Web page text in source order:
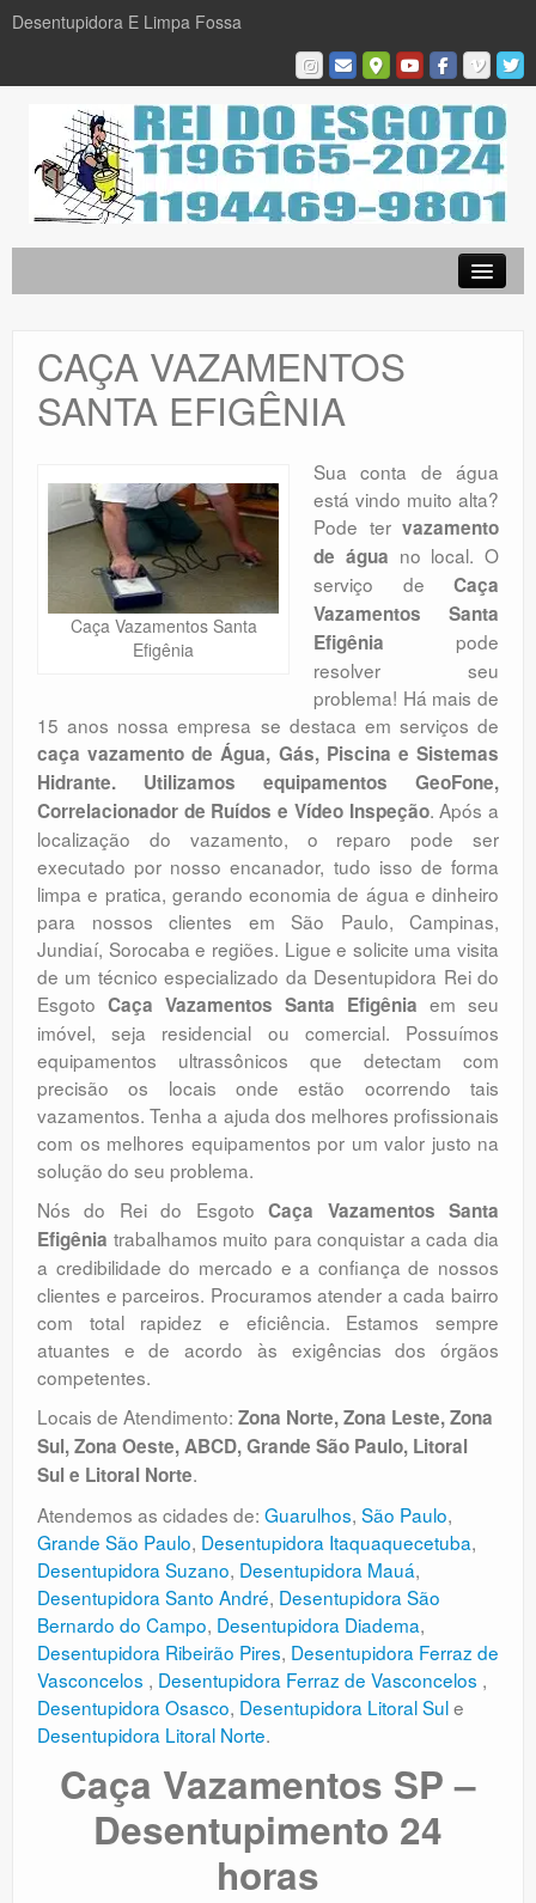
Desentupidora E Limpa Fossa
Limpa Fossa
Caça Vazamentos
Galeria De Fotos
Orçamento
Comentários
CAÇA VAZAMENTOS
SANTA EFIGÊNIA
Caça Vazamentos Santa
Efigênia
Sua conta de água
está vindo muito alta?
Pode ter vazamento
de água no local. O
serviço de Caça
Vazamentos Santa
Efigênia pode
resolver seu
problema! Há mais de
15 anos nossa empresa se destaca em serviços de
caça vazamento de Água, Gás, Piscina e Sistemas
Hidrante. Utilizamos equipamentos GeoFone,
Correlacionador de Ruídos e Vídeo Inspeção. Após a
localização do vazamento, o reparo pode ser
executado por nosso encanador, tudo isso de forma
limpa e pratica, gerando economia de água e dinheiro
para nossos clientes em São Paulo, Campinas,
Jundiaí, Sorocaba e regiões. Ligue e solicite uma visita
de um técnico especializado da Desentupidora Rei do
Esgoto Caça Vazamentos Santa Efigênia em seu
imóvel, seja residencial ou comercial. Possuímos
equipamentos ultrassônicos que detectam com
precisão os locais onde estão ocorrendo tais
vazamentos. Tenha a ajuda dos melhores profissionais
com os melhores equipamentos por um valor justo na
solução do seu problema.
Nós do Rei do EsgotoCaça Vazamentos Santa
Efigênia trabalhamos muito para conquistar a cada dia
a credibilidade do mercado e a confiança de nossos
clientes e parceiros. Procuramos atender a cada bairro
com total rapidez e eficiência. Estamos sempre
atuantes e de acordo às exigências dos órgãos
competentes.
Locais de Atendimento: Zona Norte, Zona Leste, Zona
Sul, Zona Oeste, ABCD, Grande São Paulo, Litoral
Sul e Litoral Norte.
Atendemos as cidades de: Guarulhos, São Paulo,
Grande São Paulo, Desentupidora Itaquaquecetuba,
Desentupidora Suzano, Desentupidora Mauá,
Desentupidora Santo André, Desentupidora São
Bernardo do Campo, Desentupidora Diadema,
Desentupidora Ribeirão Pires, Desentupidora Ferraz de
Vasconcelos , Desentupidora Ferraz de Vasconcelos ,
Desentupidora Osasco, Desentupidora Litoral Sule
Desentupidora Litoral Norte.
Caça Vazamentos SP –
Desentupimento 24
horas